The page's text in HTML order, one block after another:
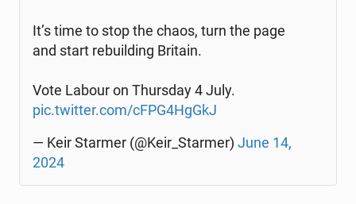
It’s time to stop the chaos, turn the page
and start re­bu­il­ding Britain.
Vote Labour on Thurs­day 4 July.
pic.twitter.com/cFPG4HgGkJ
— Keir Starmer (@Keir_Starmer) June 14,
2024